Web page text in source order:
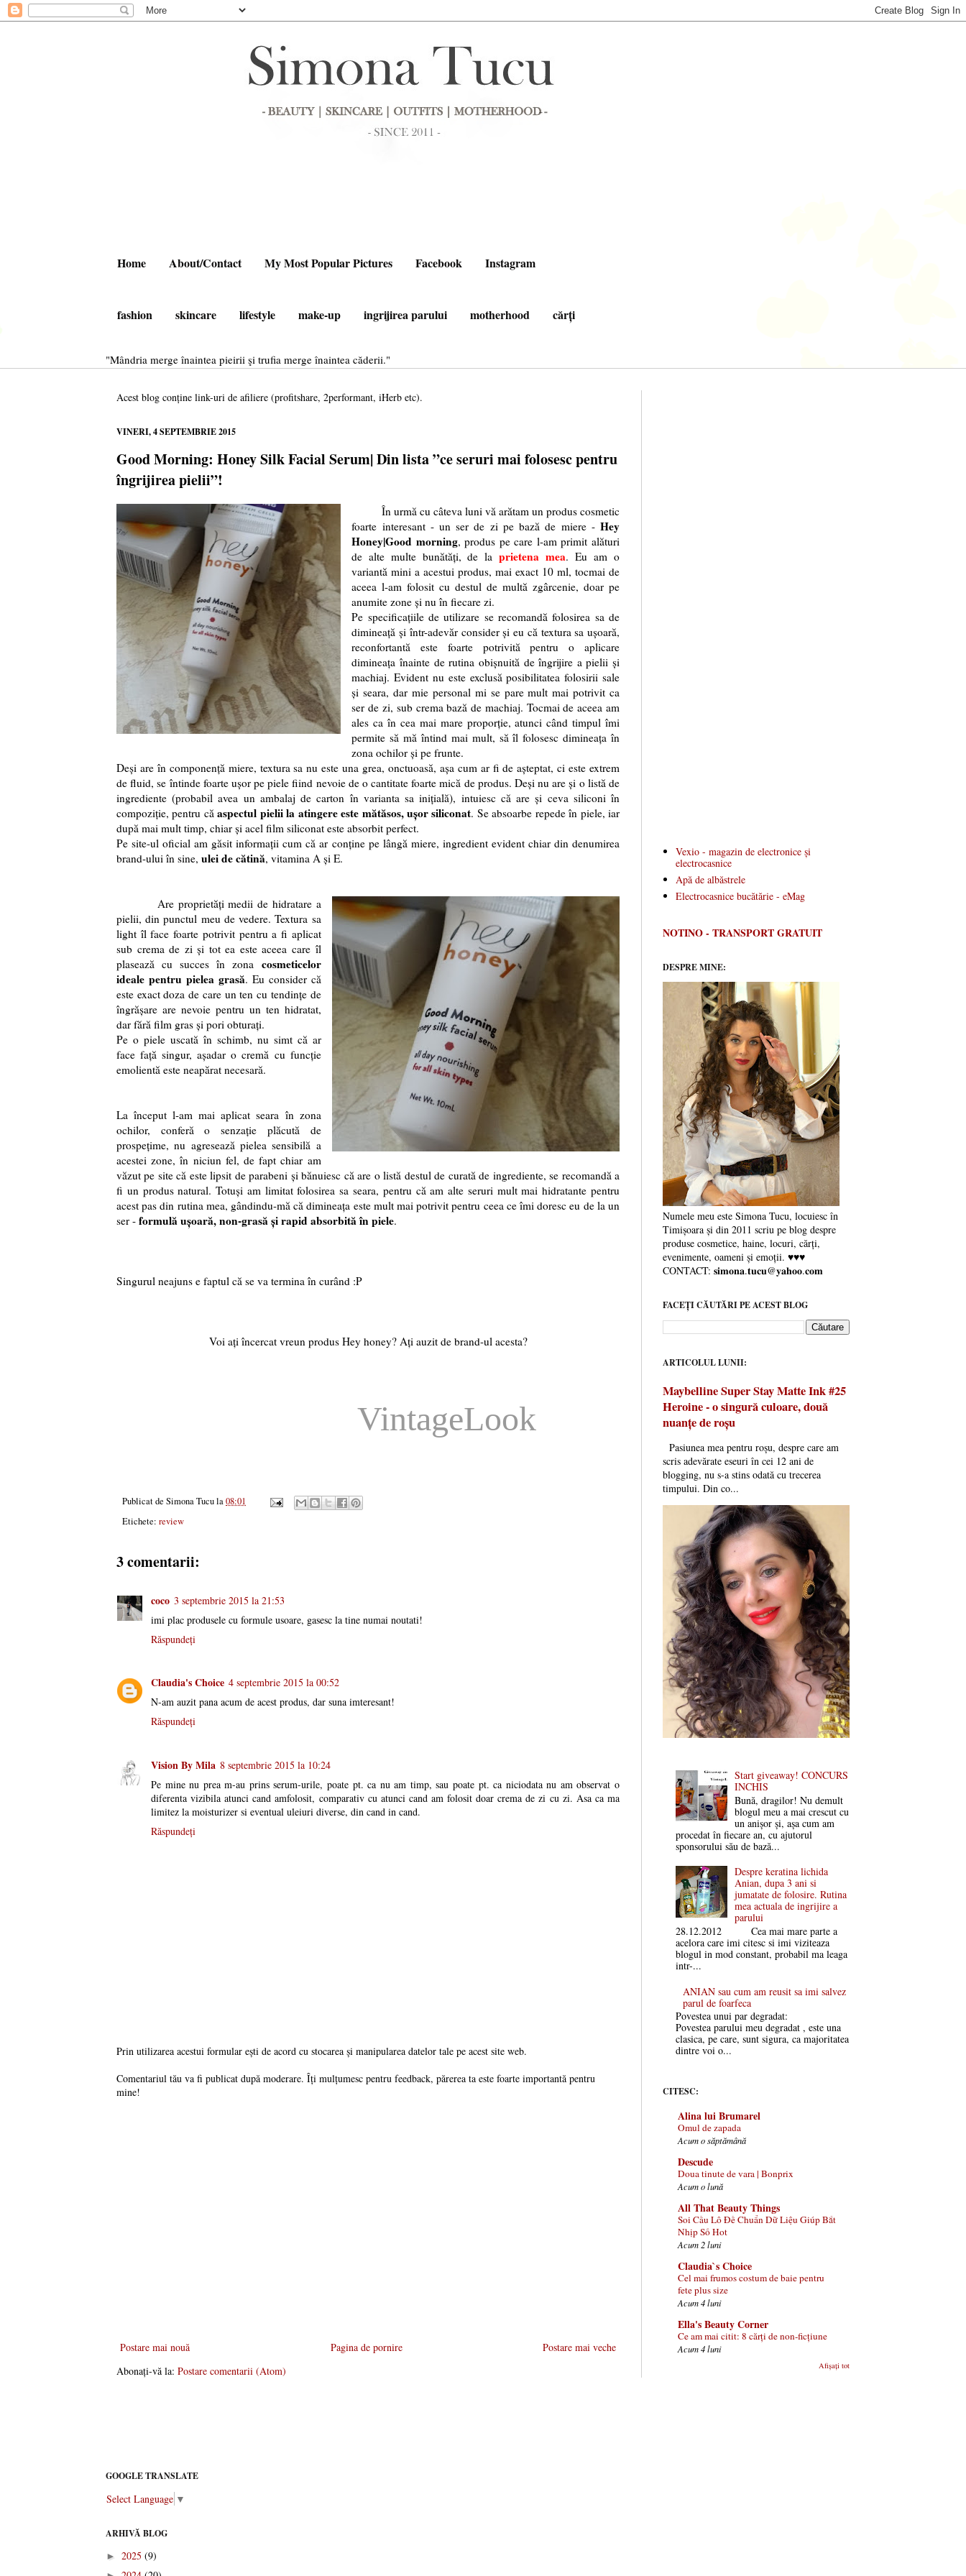
Home About/Contact My Most Popular Pictures Facebook Instagram
fashion skincare lifestyle make-up ingrijirea parului motherhood cărți
"Mândria merge înaintea pieirii şi trufia merge înaintea căderii."
Acest blog conține link-uri de afiliere (profitshare, 2performant, iHerb etc).
VINERI, 4 SEPTEMBRIE 2015
Good Morning: Honey Silk Facial Serum| Din lista ”ce seruri mai folosesc pentru
îngrijirea pielii”!
În urmă cu câteva luni vă arătam un produs cosmetic
foarte interesant - un ser de zi pe bază de miere - Hey
Honey|Good morning, produs pe care l-am primit alături
de alte multe bunătăți, de la prietena mea. Eu am o
variantă mini a acestui produs, mai exact 10 ml, tocmai de
aceea l-am folosit cu destul de multă zgârcenie, doar pe
anumite zone și nu în fiecare zi.
Pe specificațiile de utilizare se recomandă folosirea sa de
dimineață și într-adevăr consider și eu că textura sa ușoară,
reconfortantă este foarte potrivită pentru o aplicare
dimineața înainte de rutina obișnuită de îngrijire a pielii și
machiaj. Evident nu este exclusă posibilitatea folosirii sale
și seara, dar mie personal mi se pare mult mai potrivit ca
ser de zi, sub crema bază de machiaj. Tocmai de aceea am
ales ca în cea mai mare proporție, atunci când timpul îmi
permite să mă întind mai mult, să îl folosesc dimineața în
zona ochilor și pe frunte.
Deși are în componență miere, textura sa nu este una grea, onctuoasă, așa cum ar fi de așteptat, ci este extrem
de fluid, se întinde foarte ușor pe piele fiind nevoie de o cantitate foarte mică de produs. Deși nu are și o listă de
ingrediente (probabil avea un ambalaj de carton în varianta sa inițială), intuiesc că are și ceva siliconi în
compoziție, pentru căaspectul pielii la atingere este mătăsos, ușor siliconat. Se absoarbe repede în piele, iar
după mai mult timp, chiar și acel film siliconat este absorbit perfect.
Pe site-ul oficial am găsit informații cum că ar conține pe lângă miere, ingredient evident chiar din denumirea
brand-ului în sine, ulei de cătină, vitamina A și E.
Are proprietăți medii de hidratare a
pielii, din punctul meu de vedere. Textura sa
light îl face foarte potrivit pentru a fi aplicat
sub crema de zi și tot ea este aceea care îl
plasează cu succes în zona cosmeticelor
ideale pentru pielea grasă. Eu consider că
este exact doza de care un ten cu tendințe de
îngrășare are nevoie pentru un ten hidratat,
dar fără film gras și pori obturați.
Pe o piele uscată în schimb, nu simt că ar
face față singur, așadar o cremă cu funcție
emolientă este neapărat necesară.
La început l-am mai aplicat seara în zona
ochilor, conferă o senzație plăcută de
prospețime, nu agresează pielea sensibilă a
acestei zone, în niciun fel, de fapt chiar am
văzut pe site că este lipsit de parabeni și bănuiesc că are o listă destul de curată de ingrediente, se recomandă a
fi un produs natural. Totuși am limitat folosirea sa seara, pentru că am alte seruri mult mai hidratante pentru
acest pas din rutina mea, gândindu-mă că dimineața este mult mai potrivit pentru ceea ce îmi doresc eu de la un
ser - formulă ușoară, non-grasă și rapid absorbită în piele.
Singurul neajuns e faptul că se va termina în curând :P
Voi ați încercat vreun produs Hey honey? Ați auzit de brand-ul acesta?
VintageLook
Publicat de Simona Tucula08:01
Etichete: review
3 comentarii:
coco 3 septembrie 2015 la 21:53
imi plac produsele cu formule usoare, gasesc la tine numai noutati!
Răspundeți
Claudia's Choice 4 septembrie 2015 la 00:52
N-am auzit pana acum de acest produs, dar suna imteresant!
Răspundeți
Vision By Mila 8 septembrie 2015 la 10:24
Pe mine nu prea m-au prins serum-urile, poate pt. ca nu am timp, sau poate pt. ca niciodata nu am observat o
diferenta vizibila atunci cand amfolosit, comparativ cu atunci cand am folosit doar crema de zi cu zi. Asa ca ma
limitez la moisturizer si eventual uleiuri diverse, din cand in cand.
Răspundeți
Prin utilizarea acestui formular ești de acord cu stocarea și manipularea datelor tale pe acest site web.
Comentariul tău va fi publicat după moderare. Îți mulțumesc pentru feedback, părerea ta este foarte importantă pentru
mine!
Postare mai nouă Postare mai veche
Pagina de pornire
Abonați-vă la: Postare comentarii (Atom)
Vexio - magazin de electronice și
electrocasnice
Apă de albăstrele
Electrocasnice bucătărie - eMag
NOTINO - TRANSPORT GRATUIT
DESPRE MINE:
Numele meu este Simona Tucu, locuiesc în
Timișoara și din 2011 scriu pe blog despre
produse cosmetice, haine, locuri, cărți,
evenimente, oameni și emoții. ♥♥♥
CONTACT: 𝐬𝐢𝐦𝐨𝐧𝐚.𝐭𝐮𝐜𝐮@𝐲𝐚𝐡𝐨𝐨.𝐜𝐨𝐦
FACEȚI CĂUTĂRI PE ACEST BLOG
ARTICOLUL LUNII:
Maybelline Super Stay Matte Ink #25
Heroine - o singură culoare, două
nuanțe de roșu
Pasiunea mea pentru roșu, despre care am
scris adevărate eseuri în cei 12 ani de
blogging, nu s-a stins odată cu trecerea
timpului. Din co...
Start giveaway! CONCURS
INCHIS
Bună, dragilor! Nu demult
blogul meu a mai crescut cu
un anișor și, așa cum am
procedat în fiecare an, cu ajutorul
sponsorului său de bază...
Despre keratina lichida
Anian, dupa 3 ani si
jumatate de folosire. Rutina
mea actuala de ingrijire a
parului
28.12.2012 Cea mai mare parte a
acelora care imi citesc si imi viziteaza
blogul in mod constant, probabil ma leaga
intr-...
ANIAN sau cum am reusit sa imi salvez
parul de foarfeca
Povestea unui par degradat:
Povestea parului meu degradat , este una
clasica, pe care, sunt sigura, ca majoritatea
dintre voi o...
CITESC:
Alina lui Brumarel
Omul de zapada
Acum o săptămână
Descude
Doua tinute de vara | Bonprix
Acum o lună
All That Beauty Things
Soi Cầu Lô Đề Chuẩn Dữ Liệu Giúp Bắt
Nhịp Số Hot
Acum 2 luni
Claudia`s Choice
Cel mai frumos costum de baie pentru
fete plus size
Acum 4 luni
Ella's Beauty Corner
Ce am mai citit: 8 cărți de non-ficțiune
Acum 4 luni
Afișați tot
GOOGLE TRANSLATE
Select Language ▼
ARHIVĂ BLOG
► 2025 (9)